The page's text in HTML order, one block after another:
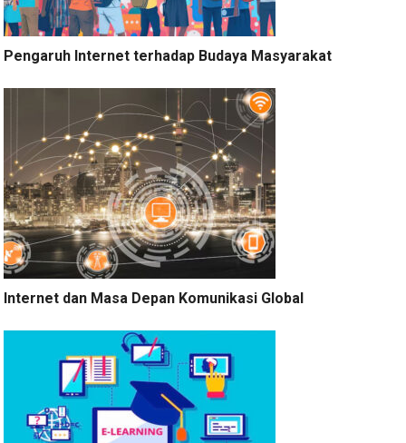
Pengaruh Internet terhadap Budaya Masyarakat
Internet dan Masa Depan Komunikasi Global